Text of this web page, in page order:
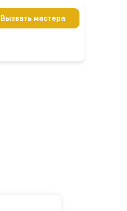
Вызвать мастера